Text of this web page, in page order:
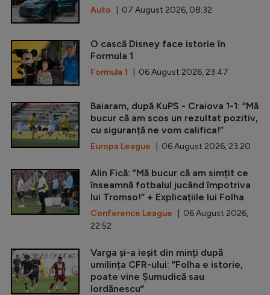
Auto | 07 August 2026, 08:32
O cască Disney face istorie în
Formula 1
Formula 1 | 06 August 2026, 23:47
Baiaram, după KuPS - Craiova 1-1: ”Mă
bucur că am scos un rezultat pozitiv,
cu siguranță ne vom califica!”
Europa League | 06 August 2026, 23:20
Alin Fică: ”Mă bucur că am simțit ce
înseamnă fotbalul jucând împotriva
lui Tromso!” + Explicațiile lui Folha
Conference League | 06 August 2026,
22:52
Varga și-a ieșit din minți după
umilința CFR-ului: ”Folha e istorie,
poate vine Șumudică sau
Iordănescu”